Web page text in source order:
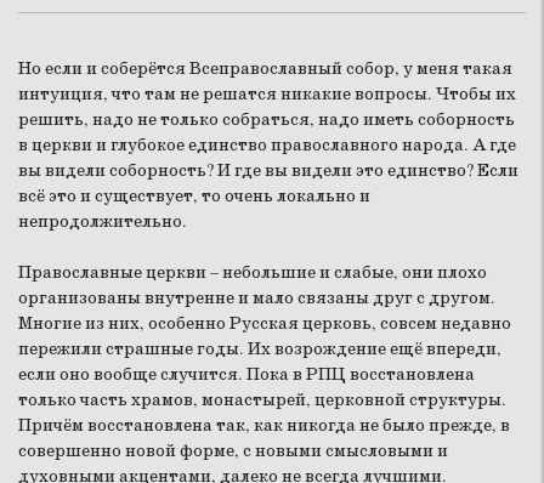
Но если и соберётся Всеправославный собор, у меня такая
интуиция, что там не решатся никакие вопросы. Чтобы их
решить, надо не только собраться, надо иметь соборность
в церкви и глубокое единство православного народа. А где
вы видели соборность? И где вы видели это единство? Если
всё это и существует, то очень локально и
непродолжительно.
Православные церкви – небольшие и слабые, они плохо
организованы внутренне и мало связаны друг с другом.
Многие из них, особенно Русская церковь, совсем недавно
пережили страшные годы. Их возрождение ещё впереди,
если оно вообще случится. Пока в РПЦ восстановлена
только часть храмов, монастырей, церковной структуры.
Причём восстановлена так, как никогда не было прежде, в
совершенно новой форме, с новыми смысловыми и
духовными акцентами, далеко не всегда лучшими.